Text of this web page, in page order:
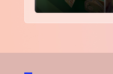
Kembali ke
Hari-Hari?